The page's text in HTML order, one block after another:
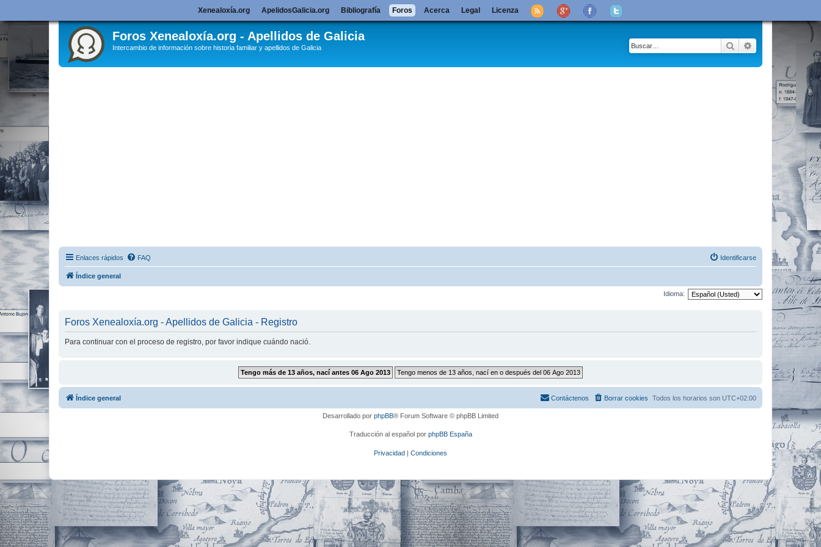
Foros Xenealoxía.org - Apellidos de Galicia
Intercambio de información sobre historia familiar y apellidos de Galicia Buscar Búsqueda
Enlaces rápidos FAQ Identificarse
Índice general
Idioma:
Foros Xenealoxía.org - Apellidos de Galicia - Registro
Para continuar con el proceso de registro, por favor indique cuándo nació.
Xenealoxía.org ApelidosGalicia.org Bibliografía Foros Acerca Legal Licenza
Índice general Todos los horarios son UTC+02:00
Borrar cookies
Contáctenos
Desarrollado por phpBB® Forum Software © phpBB Limited
Traducción al español por phpBB España
Privacidad | Condiciones